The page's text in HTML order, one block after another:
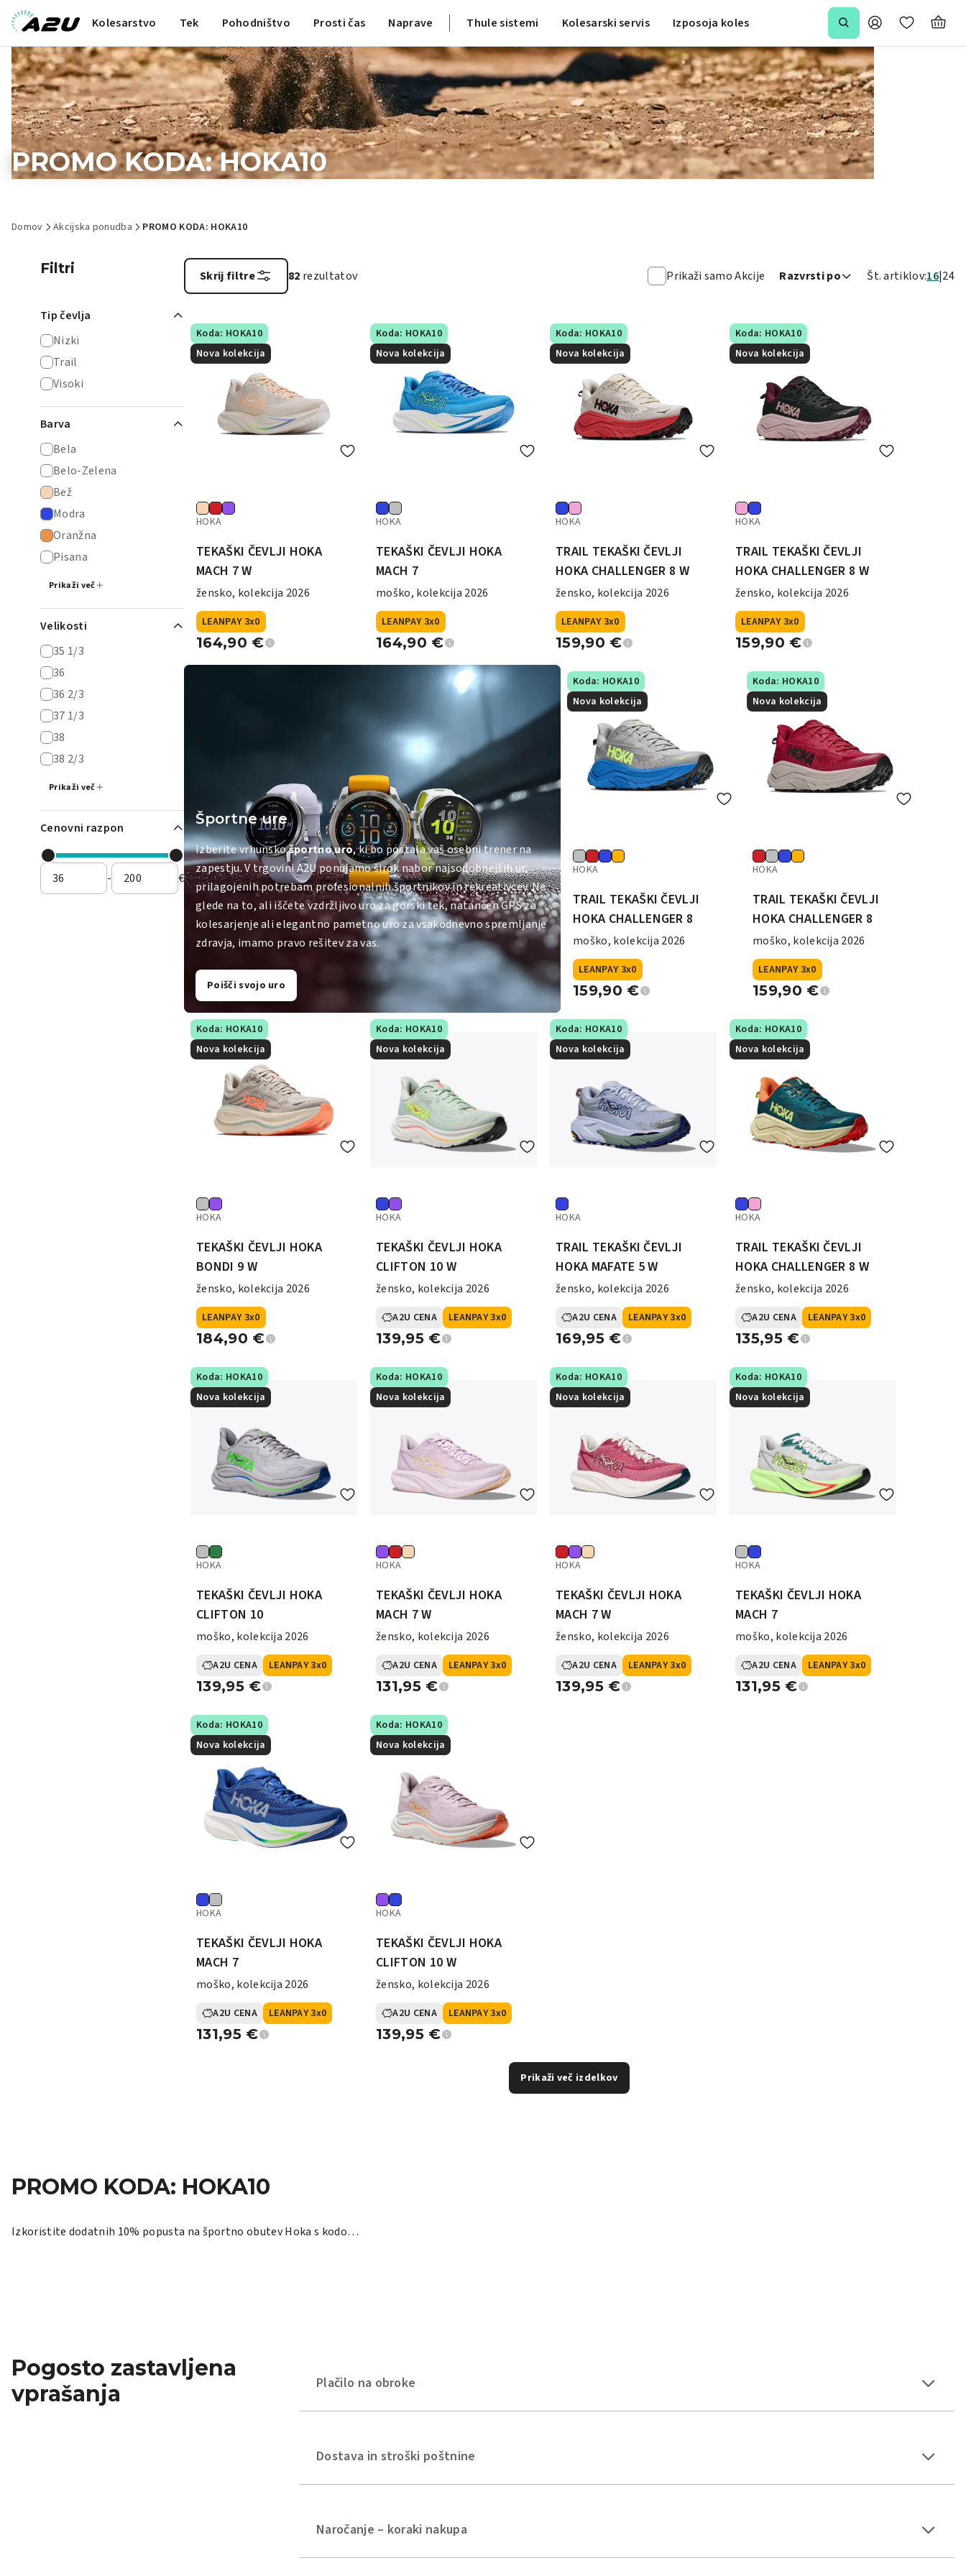
Kolesarstvo Tek Pohodništvo Prosti čas Naprave Thule sistemi Kolesarski servis Izposoja koles
PROMO KODA: HOKA10
Domov Akcijska ponudba PROMO KODA: HOKA10
Filtri
Tip čevlja
Nizki
Trail
Visoki
Barva
Bela
Belo-Zelena
Bež
Modra
Oranžna
Pisana
Prikaži več
Velikosti
35 1/3
36
36 2/3
37 1/3
38
38 2/3
Prikaži več
Cenovni razpon
- €
Skrij filtre 82 rezultatov Prikaži samo Akcije Razvrsti po Št. artiklov:16 24
Koda: HOKA10
Nova kolekcija
HOKA
TEKAŠKI ČEVLJI HOKA
MACH 7 W
žensko, kolekcija 2026
LEANPAY 3x0
164,90 €
Koda: HOKA10
Nova kolekcija
HOKA
TEKAŠKI ČEVLJI HOKA
MACH 7
moško, kolekcija 2026
LEANPAY 3x0
164,90 €
Koda: HOKA10
Nova kolekcija
HOKA
TRAIL TEKAŠKI ČEVLJI
HOKA CHALLENGER 8 W
žensko, kolekcija 2026
LEANPAY 3x0
159,90 €
Koda: HOKA10
Nova kolekcija
HOKA
TRAIL TEKAŠKI ČEVLJI
HOKA CHALLENGER 8 W
žensko, kolekcija 2026
LEANPAY 3x0
159,90 €
Športne ure
Izberite vrhunskošportno uro, ki bo postala vaš osebni trener na
zapestju. V trgovini A2U ponujamo širok nabor najsodobnejših ur,
prilagojenih potrebam profesionalnih športnikov in rekreativcev. Ne
glede na to, ali iščete vzdržljivo uro za gorski tek, natančen GPS za
kolesarjenje ali elegantno pametno uro za vsakodnevno spremljanje
zdravja, imamo pravo rešitev za vas.
Poišči svojo uro
Koda: HOKA10
Nova kolekcija
HOKA
TRAIL TEKAŠKI ČEVLJI
HOKA CHALLENGER 8
moško, kolekcija 2026
LEANPAY 3x0
159,90 €
Koda: HOKA10
Nova kolekcija
HOKA
TRAIL TEKAŠKI ČEVLJI
HOKA CHALLENGER 8
moško, kolekcija 2026
LEANPAY 3x0
159,90 €
Koda: HOKA10
Nova kolekcija
HOKA
TEKAŠKI ČEVLJI HOKA
BONDI 9 W
žensko, kolekcija 2026
LEANPAY 3x0
184,90 €
Koda: HOKA10
Nova kolekcija
HOKA
TEKAŠKI ČEVLJI HOKA
CLIFTON 10 W
žensko, kolekcija 2026
A2U CENA LEANPAY 3x0
139,95 €
Koda: HOKA10
Nova kolekcija
HOKA
TRAIL TEKAŠKI ČEVLJI
HOKA MAFATE 5 W
žensko, kolekcija 2026
A2U CENA LEANPAY 3x0
169,95 €
Koda: HOKA10
Nova kolekcija
HOKA
TRAIL TEKAŠKI ČEVLJI
HOKA CHALLENGER 8 W
žensko, kolekcija 2026
A2U CENA LEANPAY 3x0
135,95 €
Koda: HOKA10
Nova kolekcija
HOKA
TEKAŠKI ČEVLJI HOKA
CLIFTON 10
moško, kolekcija 2026
A2U CENA LEANPAY 3x0
139,95 €
Koda: HOKA10
Nova kolekcija
HOKA
TEKAŠKI ČEVLJI HOKA
MACH 7 W
žensko, kolekcija 2026
A2U CENA LEANPAY 3x0
131,95 €
Koda: HOKA10
Nova kolekcija
HOKA
TEKAŠKI ČEVLJI HOKA
MACH 7 W
žensko, kolekcija 2026
A2U CENA LEANPAY 3x0
139,95 €
Koda: HOKA10
Nova kolekcija
HOKA
TEKAŠKI ČEVLJI HOKA
MACH 7
moško, kolekcija 2026
A2U CENA LEANPAY 3x0
131,95 €
Koda: HOKA10
Nova kolekcija
HOKA
TEKAŠKI ČEVLJI HOKA
MACH 7
moško, kolekcija 2026
A2U CENA LEANPAY 3x0
131,95 €
Koda: HOKA10
Nova kolekcija
HOKA
TEKAŠKI ČEVLJI HOKA
CLIFTON 10 W
žensko, kolekcija 2026
A2U CENA LEANPAY 3x0
139,95 €
Prikaži več izdelkov
PROMO KODA: HOKA10
Izkoristite dodatnih 10% popusta na športno obutev Hoka s kodo…
Pogosto zastavljena
vprašanja
Plačilo na obroke
Dostava in stroški poštnine
Naročanje – koraki nakupa